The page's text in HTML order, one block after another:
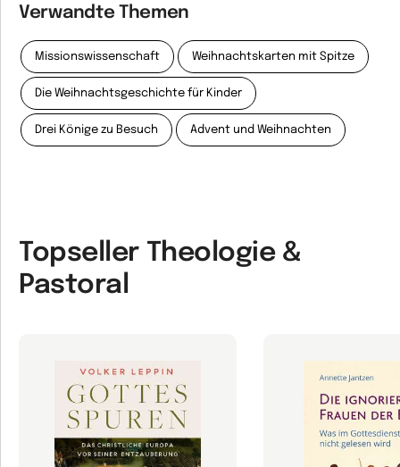
Verwandte Themen
Missionswissenschaft Weihnachtskarten mit Spitze
Die Weihnachtsgeschichte für Kinder
Drei Könige zu Besuch Advent und Weihnachten
Topseller Theologie &
Pastoral